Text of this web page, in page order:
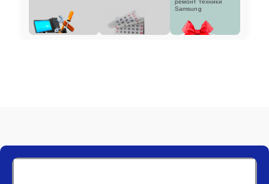
ремонт техники
Samsung